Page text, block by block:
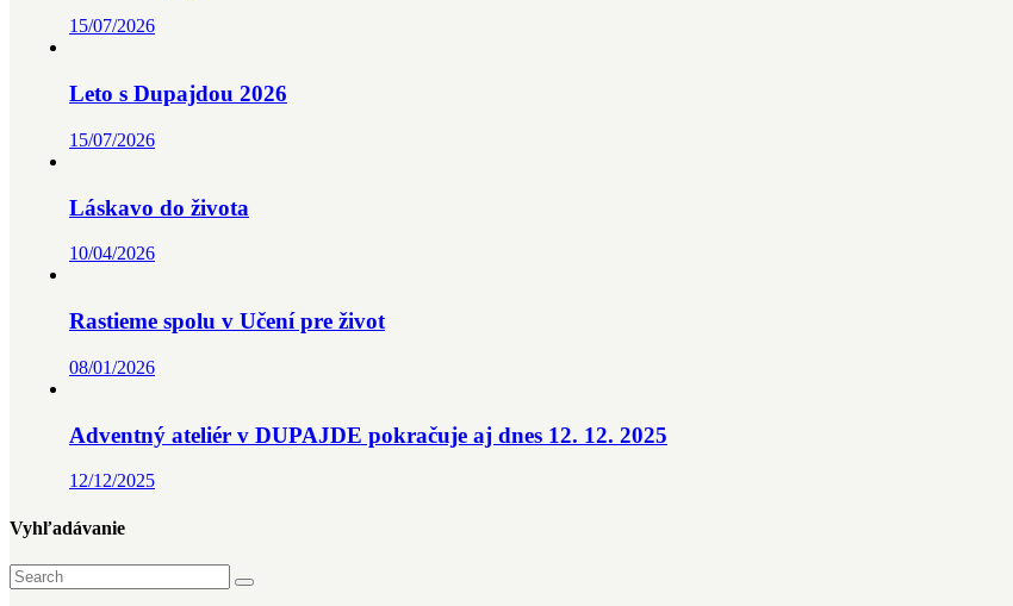
15/07/2026
Leto s Dupajdou 2026
15/07/2026
Láskavo do života
10/04/2026
Rastieme spolu v Učení pre život
08/01/2026
Adventný ateliér v DUPAJDE pokračuje aj dnes 12. 12. 2025
12/12/2025
Vyhľadávanie
Search
for: